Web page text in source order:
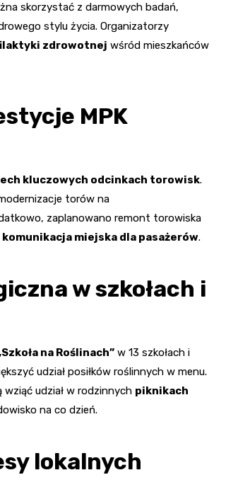
skorzystać z darmowych badań,
stylu życia. Organizatorzy
zdrowotnej wśród mieszkańców
MPK
kluczowych odcinkach torowisk.
torów na
zaplanowano remont torowiska
miejska dla pasażerów.
w szkołach i
na Roślinach” w 13 szkołach i
udział posiłków roślinnych w menu.
wziąć udział w rodzinnych piknikach
na co dzień.
lokalnych